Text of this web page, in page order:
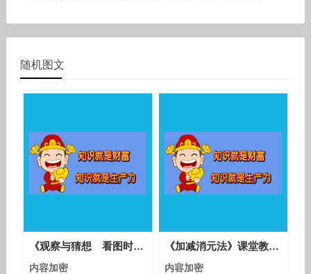
随机图文
《观察与猜想 看图时的错觉》优质课教学视频-人教版初中数学七年级下册
内容加密
《加减消元法》课堂教学视频实录-人教版初中数学七年级下册
内容加密